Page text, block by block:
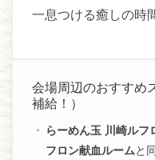
一息つける癒しの時
会場周辺のおすすめ
補給！）
らーめん玉 川崎ルフ
フロン献血ルームと